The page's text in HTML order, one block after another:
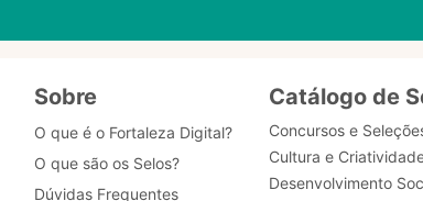
Sobre
O que é o Fortaleza Digital?
O que são os Selos?
Dúvidas Frequentes
Catálogo de
Concursos e
Cultura e
Desenvolvimento